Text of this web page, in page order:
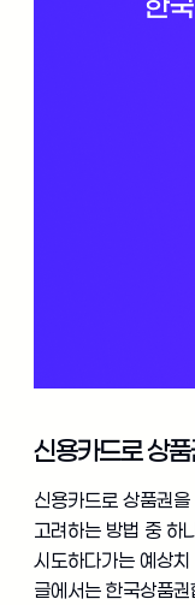
신용카드로 상
신용카드로 상품권
고려하는 방법 중 하
시도하다가는 예상
글에서는 한국상품